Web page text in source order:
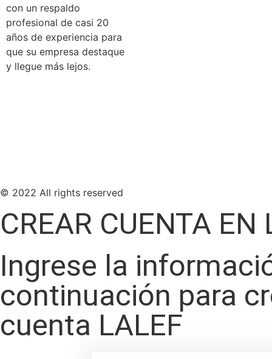
con un respaldo
profesional de casi 20
años de experiencia para
que su empresa destaque
y llegue más lejos.
© 2022 All rights reserved
CREAR CUENTA EN
Ingrese la
continuación para
cuenta LALEF